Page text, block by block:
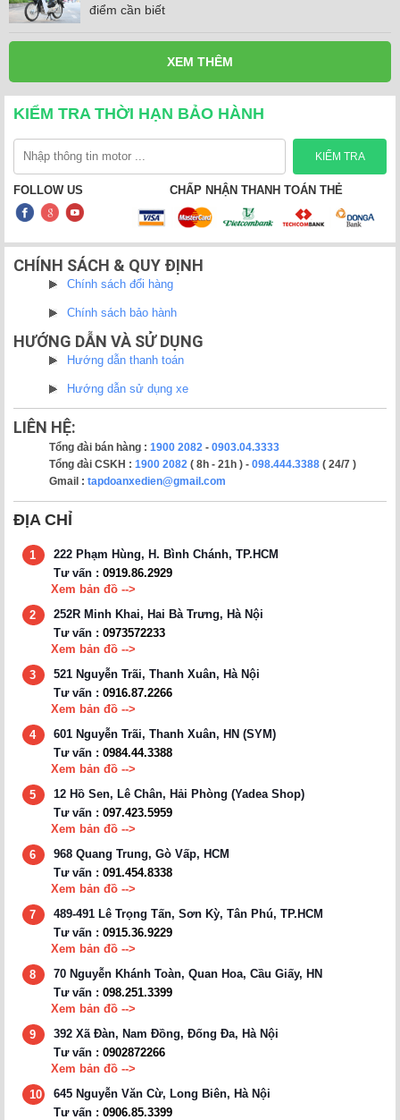
điểm cần biết
XEM THÊM
KIỂM TRA THỜI HẠN BẢO HÀNH
FOLLOW US CHẤP NHẬN THANH TOÁN THẺ
CHÍNH SÁCH & QUY ĐỊNH
Chính sách đổi hàng
Chính sách bảo hành
HƯỚNG DẪN VÀ SỬ DỤNG
Hướng dẫn thanh toán
Hướng dẫn sử dụng xe
LIÊN HỆ:
Tổng đài bán hàng : 1900 2082 - 0903.04.3333
Tổng đài CSKH : 1900 2082 ( 8h - 21h ) - 098.444.3388 ( 24/7 )
Gmail : tapdoanxedien@gmail.com
ĐỊA CHỈ
1
222 Phạm Hùng, H. Bình Chánh, TP.HCM
Tư vấn : 0919.86.2929
Xem bản đồ -->
2
252R Minh Khai, Hai Bà Trưng, Hà Nội
Tư vấn : 0973572233
Xem bản đồ -->
3
521 Nguyễn Trãi, Thanh Xuân, Hà Nội
Tư vấn : 0916.87.2266
Xem bản đồ -->
4
601 Nguyễn Trãi, Thanh Xuân, HN (SYM)
Tư vấn : 0984.44.3388
Xem bản đồ -->
5
12 Hồ Sen, Lê Chân, Hải Phòng (Yadea Shop)
Tư vấn : 097.423.5959
Xem bản đồ -->
6
968 Quang Trung, Gò Vấp, HCM
Tư vấn : 091.454.8338
Xem bản đồ -->
7
489-491 Lê Trọng Tấn, Sơn Kỳ, Tân Phú, TP.HCM
Tư vấn : 0915.36.9229
Xem bản đồ -->
8
70 Nguyễn Khánh Toàn, Quan Hoa, Cầu Giấy, HN
Tư vấn : 098.251.3399
Xem bản đồ -->
9
392 Xã Đàn, Nam Đồng, Đống Đa, Hà Nội
Tư vấn : 0902872266
Xem bản đồ -->
10
645 Nguyễn Văn Cừ, Long Biên, Hà Nội
Tư vấn : 0906.85.3399